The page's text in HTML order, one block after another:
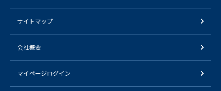
サイトマップ
会社概要
マイページログイン